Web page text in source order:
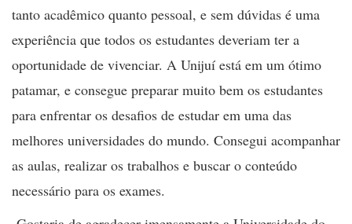
tanto acadêmico quanto pessoal, e sem dúvidas é uma
experiência que todos os estudantes deveriam ter a
oportunidade de vivenciar. A Unijuí está em um ótimo
patamar, e consegue preparar muito bem os estudantes
para enfrentar os desafios de estudar em uma das
melhores universidades do mundo. Consegui acompanhar
as aulas, realizar os trabalhos e buscar o conteúdo
necessário para os exames.